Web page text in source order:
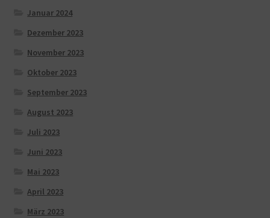
Januar 2024
Dezember 2023
November 2023
Oktober 2023
September 2023
August 2023
Juli 2023
Juni 2023
Mai 2023
April 2023
März 2023